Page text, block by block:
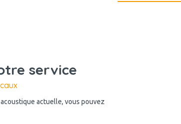
service
actuelle, vous pouvez